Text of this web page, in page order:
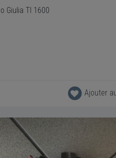
Giulia TI 1600
Ajouter